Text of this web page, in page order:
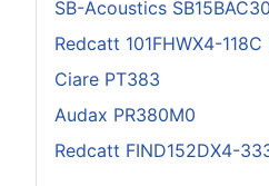
SB-Acoustics
Redcatt 101FHWX4-
Ciare PT383
Audax PR380M0
Redcatt FIND152DX4-